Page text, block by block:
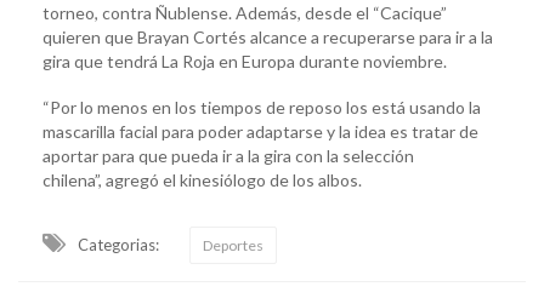
torneo, contra Ñublense. Además, desde el “Cacique”
quieren que Brayan Cortés alcance a recuperarse para ir a la
gira que tendrá La Roja en Europa durante noviembre.
“Por lo menos en los tiempos de reposo los está usando la
mascarilla facial para poder adaptarse y la idea es tratar de
aportar para que pueda ir a la gira con la selección
chilena”, agregó el kinesiólogo de los albos.
Categorias: Deportes